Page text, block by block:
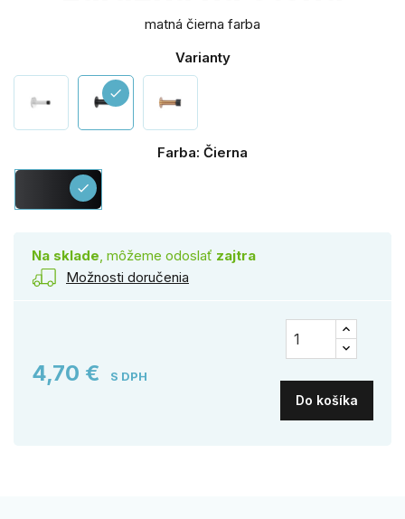
matná čierna farba
Varianty
check
Farba: Čierna
Čierna
check
Na sklade, môžeme odoslať zajtra
Možnosti doručenia
4,70 € S DPH
Do košíka